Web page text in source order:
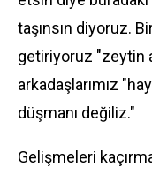
taşınsın diyoruz.
getiriyoruz "zeytin
arkadaşlarımız
düşmanı değiliz."
Gelişmeleri